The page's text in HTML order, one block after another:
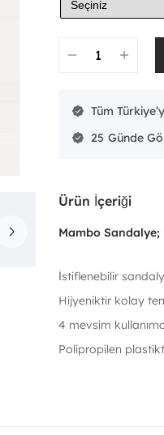
25
Tüm
Ürün İçeriği
Mambo Sandalye;
İstiflenebilir
Hijyeniktir kolay
4 mevsim
Polipropilen